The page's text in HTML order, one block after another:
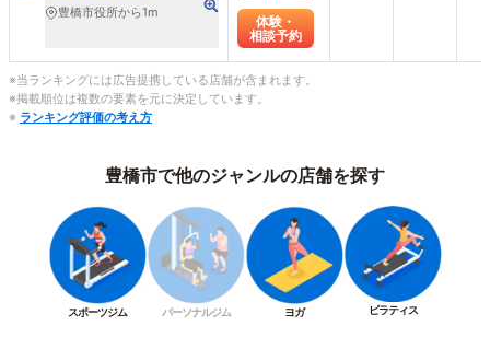
豊橋市役所から1m
体験・
相談予約
※当ランキングには広告提携している店舗が含まれます。
※掲載順位は複数の要素を元に決定しています。
※ ランキング評価の考え方
豊橋市で他のジャンルの店舗を探す
スポーツジム パーソナルジム ヨガ ピラティス